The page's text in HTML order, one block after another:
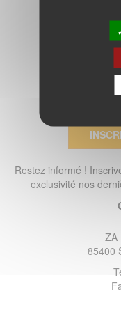
Restez informé !
exclusivité nos
ZA
85400